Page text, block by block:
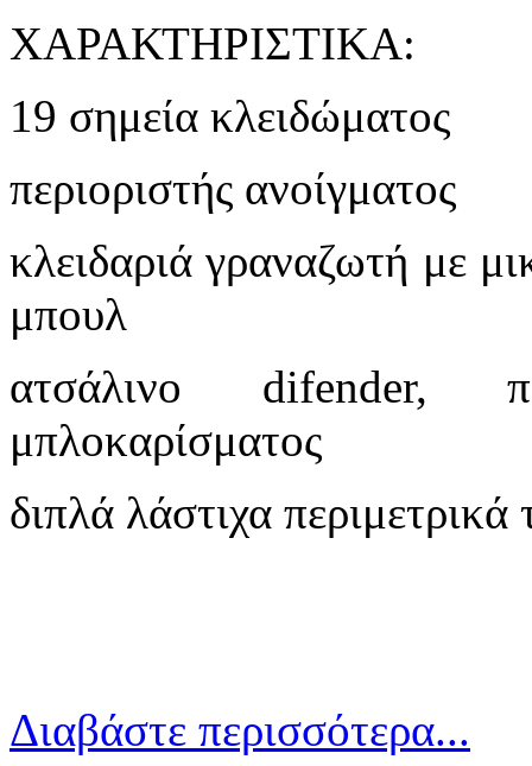
ΧΑΡΑΚΤΗΡΙΣΤΙΚΑ:
19 σημεία κλειδώματος
περιοριστής ανοίγματος
κλειδαριά γραναζωτή με
μπουλ
ατσάλινο difender,
μπλοκαρίσματος
διπλά λάστιχα
Διαβάστε περισσότερα...